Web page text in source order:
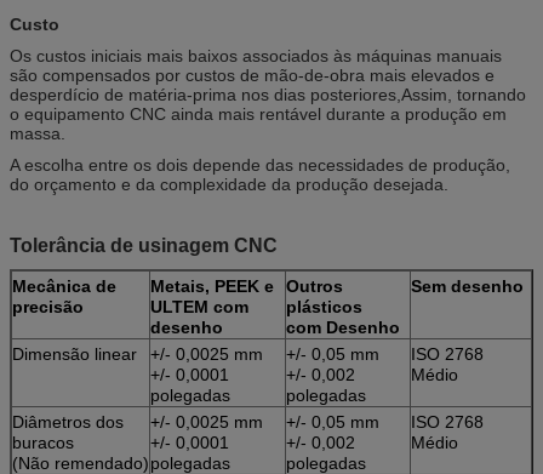
Custo
Os custos iniciais mais baixos associados às máquinas manuais
são compensados por custos de mão-de-obra mais elevados e
desperdício de matéria-prima nos dias posteriores,Assim, tornando
o equipamento CNC ainda mais rentável durante a produção em
massa.
A escolha entre os dois depende das necessidades de produção,
do orçamento e da complexidade da produção desejada.
Tolerância de usinagem CNC
Mecânica de
precisão
Metais, PEEK e
ULTEM com
desenho
Outros
plásticos
com Desenho
Sem desenho
Dimensão linear
+/- 0,0025 mm
+/- 0,0001
polegadas
+/- 0,05 mm
+/- 0,002
polegadas
ISO 2768
Médio
Diâmetros dos
buracos
(Não remendado)
+/- 0,0025 mm
+/- 0,0001
polegadas
+/- 0,05 mm
+/- 0,002
polegadas
ISO 2768
Médio